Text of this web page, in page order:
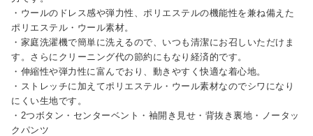
・ウールのドレス感や弾力性、ポリエステルの機能性を兼ね備えた
ポリエステル・ウール素材。
・家庭洗濯機で簡単に洗えるので、いつも清潔にお召しいただけま
す。さらにクリーニング代の節約にもなり経済的です。
・伸縮性や弾力性に富んでおり、動きやすく快適な着心地。
・ストレッチに加えてポリエステル・ウール素材なのでシワになり
にくい生地です。
・2つボタン・センターベント・袖開き見せ・背抜き裏地・ノータッ
クパンツ